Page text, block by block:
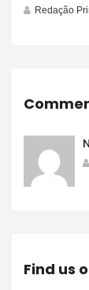
Redação
Find us